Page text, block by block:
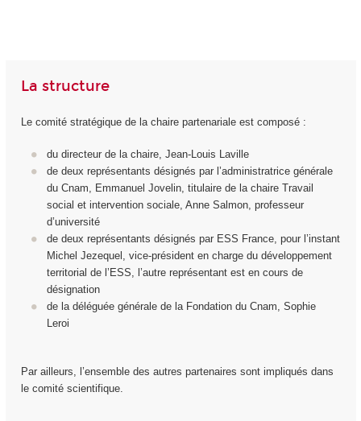
La structure
Le comité stratégique de la chaire partenariale est composé :
du directeur de la chaire, Jean-Louis Laville
de deux représentants désignés par l’administratrice générale
du Cnam, Emmanuel Jovelin, titulaire de la chaire Travail
social et intervention sociale, Anne Salmon, professeur
d’université
de deux représentants désignés par ESS France, pour l’instant
Michel Jezequel, vice-président en charge du développement
territorial de l’ESS, l’autre représentant est en cours de
désignation
de la déléguée générale de la Fondation du Cnam, Sophie
Leroi
Par ailleurs, l’ensemble des autres partenaires sont impliqués dans
le comité scientifique.